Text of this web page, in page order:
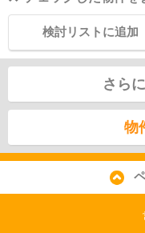
検討リストに追加
さら
物